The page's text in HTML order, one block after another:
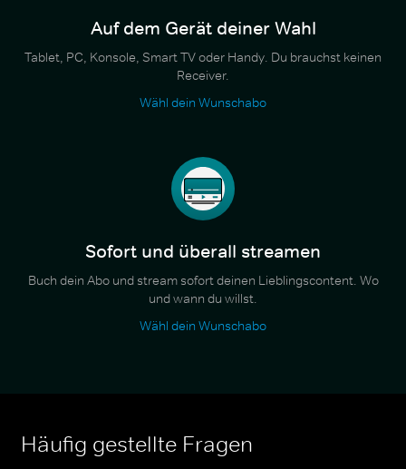
Auf dem Gerät deiner Wahl
Tablet, PC, Konsole, Smart TV oder Handy. Du brauchst keinen
Receiver.
Wähl dein Wunschabo
Sofort und überall streamen
Buch dein Abo und stream sofort deinen Lieblingscontent. Wo
und wann du willst.
Wähl dein Wunschabo
Häufig gestellte Fragen